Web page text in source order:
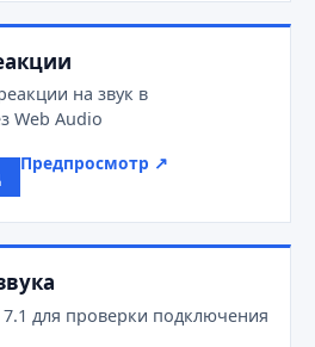
на звук в
Web Audio
Предпросмотр ↗
для проверки подключения